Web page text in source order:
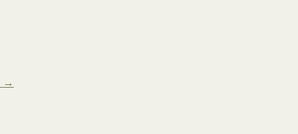
→